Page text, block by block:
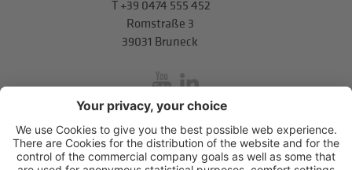
T +39 0474 555 452
Romstraße 3
39031 Bruneck
inService
Mitterweg 5, Bozner Boden,I-39100Bozen.T+39 0471 310
311. info@hds-bz.it